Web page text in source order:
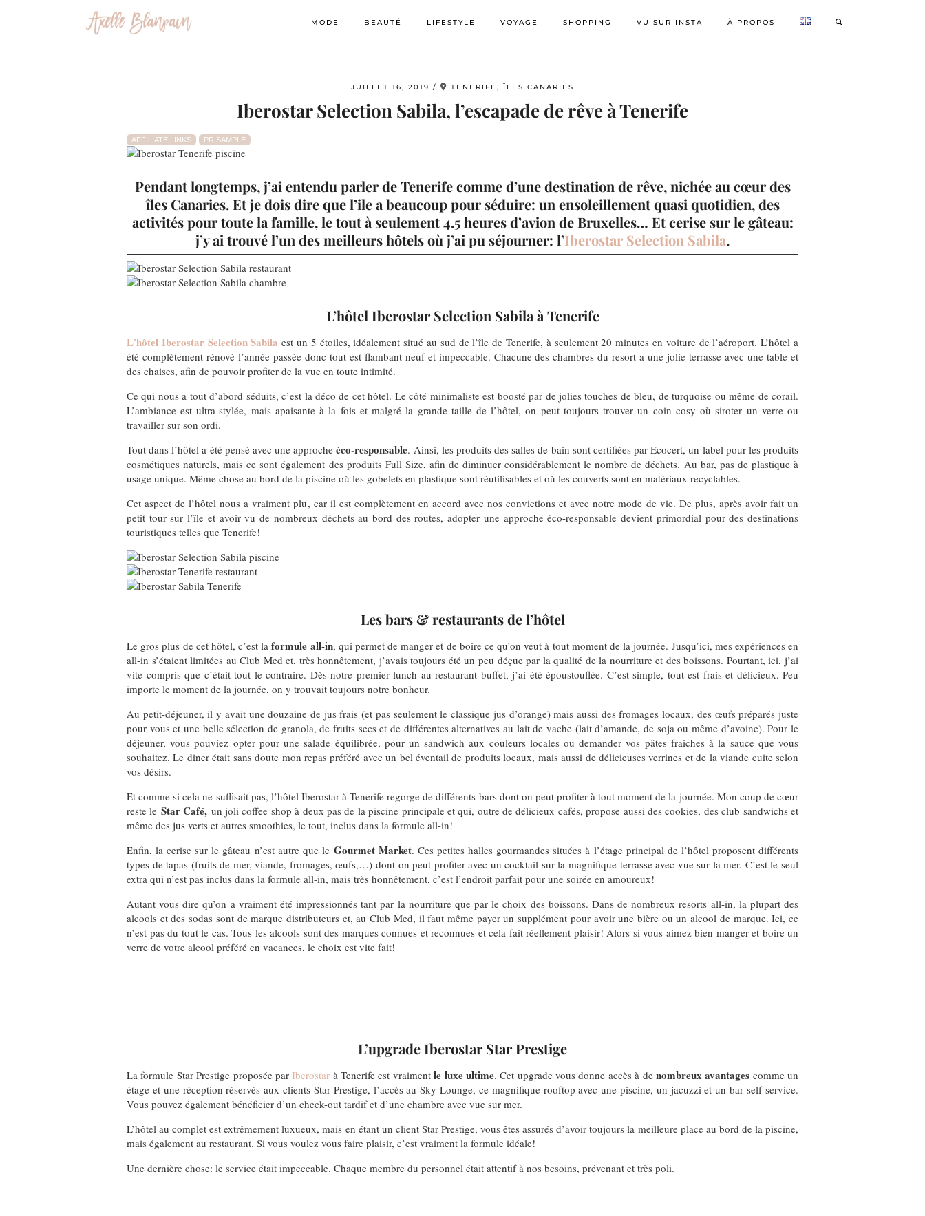
MODE BEAUTÉ LIFESTYLE VOYAGE SHOPPING VU SUR INSTA À PROPOS
JUILLET 16, 2019 TENERIFE, ÎLES CANARIES
Iberostar Selection Sabila, l’escapade de rêve à Tenerife
AFFILIATE LINKS PR SAMPLE
Pendant longtemps, j’ai entendu parler de Tenerife comme d’une destination de rêve, nichée au cœur des
îles Canaries. Et je dois dire que l’ile a beaucoup pour séduire: un ensoleillement quasi quotidien, des
activités pour toute la famille, le tout à seulement 4.5 heures d’avion de Bruxelles… Et cerise sur le gâteau:
j’y ai trouvé l’un des meilleurs hôtels où j’ai pu séjourner: l’Iberostar Selection Sabila.
L’hôtel Iberostar Selection Sabila à Tenerife
L’hôtel Iberostar Selection Sabila est un 5 étoiles, idéalement situé au sud de l’île de Tenerife, à seulement 20 minutes en voiture de l’aéroport. L’hôtel a
été complètement rénové l’année passée donc tout est flambant neuf et impeccable. Chacune des chambres du resort a une jolie terrasse avec une table et
des chaises, afin de pouvoir profiter de la vue en toute intimité.
Ce qui nous a tout d’abord séduits, c’est la déco de cet hôtel. Le côté minimaliste est boosté par de jolies touches de bleu, de turquoise ou même de corail.
L’ambiance est ultra-stylée, mais apaisante à la fois et malgré la grande taille de l’hôtel, on peut toujours trouver un coin cosy où siroter un verre ou
travailler sur son ordi.
Tout dans l’hôtel a été pensé avec une approcheéco-responsable. Ainsi, les produits des salles de bain sont certifiées par Ecocert, un label pour les produits
cosmétiques naturels, mais ce sont également des produits Full Size, afin de diminuer considérablement le nombre de déchets. Au bar, pas de plastique à
usage unique. Même chose au bord de la piscine où les gobelets en plastique sont réutilisables et où les couverts sont en matériaux recyclables.
Cet aspect de l’hôtel nous a vraiment plu, car il est complètement en accord avec nos convictions et avec notre mode de vie. De plus, après avoir fait un
petit tour sur l’île et avoir vu de nombreux déchets au bord des routes, adopter une approche éco-responsable devient primordial pour des destinations
touristiques telles que Tenerife!
Les bars & restaurants de l’hôtel
Le gros plus de cet hôtel, c’est laformule all-in, qui permet de manger et de boire ce qu’on veut à tout moment de la journée. Jusqu’ici, mes expériences en
all-in s’étaient limitées au Club Med et, très honnêtement, j’avais toujours été un peu déçue par la qualité de la nourriture et des boissons. Pourtant, ici, j’ai
vite compris que c’était tout le contraire. Dès notre premier lunch au restaurant buffet, j’ai été époustouflée. C’est simple, tout est frais et délicieux. Peu
importe le moment de la journée, on y trouvait toujours notre bonheur.
Au petit-déjeuner, il y avait une douzaine de jus frais (et pas seulement le classique jus d’orange) mais aussi des fromages locaux, des œufs préparés juste
pour vous et une belle sélection de granola, de fruits secs et de différentes alternatives au lait de vache (lait d’amande, de soja ou même d’avoine). Pour le
déjeuner, vous pouviez opter pour une salade équilibrée, pour un sandwich aux couleurs locales ou demander vos pâtes fraiches à la sauce que vous
souhaitez. Le diner était sans doute mon repas préféré avec un bel éventail de produits locaux, mais aussi de délicieuses verrines et de la viande cuite selon
vos désirs.
Et comme si cela ne suffisait pas, l’hôtel Iberostar à Tenerife regorge de différents bars dont on peut profiter à tout moment de la journée. Mon coup de cœur
reste le Star Café, un joli coffee shop à deux pas de la piscine principale et qui, outre de délicieux cafés, propose aussi des cookies, des club sandwichs et
même des jus verts et autres smoothies, le tout, inclus dans la formule all-in!
Enfin, la cerise sur le gâteau n’est autre que le Gourmet Market. Ces petites halles gourmandes situées à l’étage principal de l’hôtel proposent différents
types de tapas (fruits de mer, viande, fromages, œufs,…) dont on peut profiter avec un cocktail sur la magnifique terrasse avec vue sur la mer. C’est le seul
extra qui n’est pas inclus dans la formule all-in, mais très honnêtement, c’est l’endroit parfait pour une soirée en amoureux!
Autant vous dire qu’on a vraiment été impressionnés tant par la nourriture que par le choix des boissons. Dans de nombreux resorts all-in, la plupart des
alcools et des sodas sont de marque distributeurs et, au Club Med, il faut même payer un supplément pour avoir une bière ou un alcool de marque. Ici, ce
n’est pas du tout le cas. Tous les alcools sont des marques connues et reconnues et cela fait réellement plaisir! Alors si vous aimez bien manger et boire un
verre de votre alcool préféré en vacances, le choix est vite fait!
L’upgrade Iberostar Star Prestige
La formule Star Prestige proposée parIberostar à Tenerife est vraimentle luxe ultime. Cet upgrade vous donne accès à de nombreux avantages comme un
étage et une réception réservés aux clients Star Prestige, l’accès au Sky Lounge, ce magnifique rooftop avec une piscine, un jacuzzi et un bar self-service.
Vous pouvez également bénéficier d’un check-out tardif et d’une chambre avec vue sur mer.
L’hôtel au complet est extrêmement luxueux, mais en étant un client Star Prestige, vous êtes assurés d’avoir toujours la meilleure place au bord de la piscine,
mais également au restaurant. Si vous voulez vous faire plaisir, c’est vraiment la formule idéale!
Une dernière chose: le service était impeccable. Chaque membre du personnel était attentif à nos besoins, prévenant et très poli.